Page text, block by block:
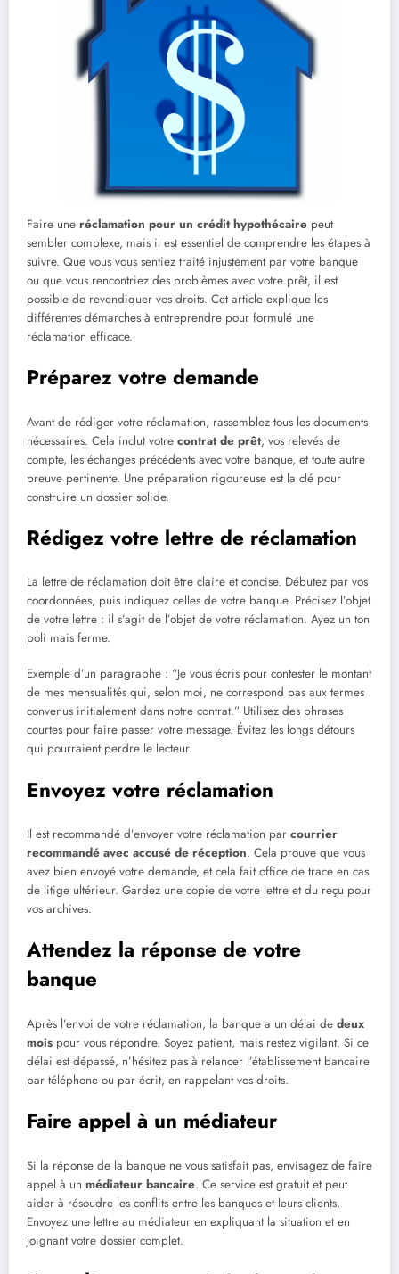
Faire une réclamation pour un crédit hypothécaire peut
sembler complexe, mais il est essentiel de comprendre les étapes à
suivre. Que vous vous sentiez traité injustement par votre banque
ou que vous rencontriez des problèmes avec votre prêt, il est
possible de revendiquer vos droits. Cet article explique les
différentes démarches à entreprendre pour formulé une
réclamation efficace.
Préparez votre demande
Avant de rédiger votre réclamation, rassemblez tous les documents
nécessaires. Cela inclut votre contrat de prêt, vos relevés de
compte, les échanges précédents avec votre banque, et toute autre
preuve pertinente. Une préparation rigoureuse est la clé pour
construire un dossier solide.
Rédigez votre lettre de réclamation
La lettre de réclamation doit être claire et concise. Débutez par vos
coordonnées, puis indiquez celles de votre banque. Précisez l’objet
de votre lettre : il s’agit de l’objet de votre réclamation. Ayez un ton
poli mais ferme.
Exemple d’un paragraphe : “Je vous écris pour contester le montant
de mes mensualités qui, selon moi, ne correspond pas aux termes
convenus initialement dans notre contrat.” Utilisez des phrases
courtes pour faire passer votre message. Évitez les longs détours
qui pourraient perdre le lecteur.
Envoyez votre réclamation
Il est recommandé d’envoyer votre réclamation par courrier
recommandé avec accusé de réception. Cela prouve que vous
avez bien envoyé votre demande, et cela fait office de trace en cas
de litige ultérieur. Gardez une copie de votre lettre et du reçu pour
vos archives.
Attendez la réponse de votre
banque
Après l’envoi de votre réclamation, la banque a un délai de deux
mois pour vous répondre. Soyez patient, mais restez vigilant. Si ce
délai est dépassé, n’hésitez pas à relancer l’établissement bancaire
par téléphone ou par écrit, en rappelant vos droits.
Faire appel à un médiateur
Si la réponse de la banque ne vous satisfait pas, envisagez de faire
appel à un médiateur bancaire. Ce service est gratuit et peut
aider à résoudre les conflits entre les banques et leurs clients.
Envoyez une lettre au médiateur en expliquant la situation et en
joignant votre dossier complet.